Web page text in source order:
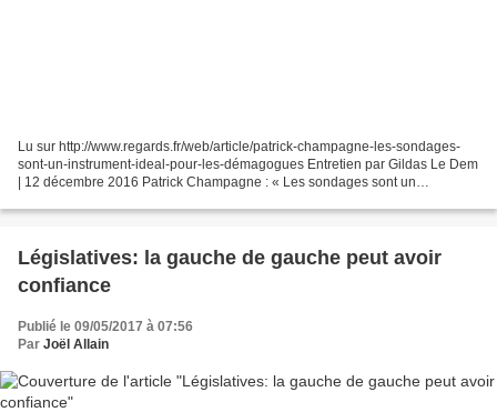
Lu sur http://www.regards.fr/web/article/patrick-champagne-les-sondages-
sont-un-instrument-ideal-pour-les-démagogues Entretien par Gildas Le Dem
| 12 décembre 2016 Patrick Champagne : « Les sondages sont un
Législatives: la gauche de gauche peut avoir
confiance
Publié le 09/05/2017 à 07:56
Par Joël Allain